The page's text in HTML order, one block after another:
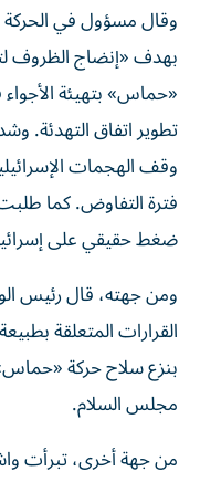
وقال مسؤول في
بهدف «إنضاج الظروف
«حماس» بتهيئة
تطوير اتفاق التهدئة.
وقف الهجمات
فترة التفاوض. كما
ضغط حقيقي على
ومن جهته، قال رئيس
القرارات ‌المتعلقة
بنزع سلاح حركة
مجلس ‌السلام.
من جهة أخرى، تبرأت